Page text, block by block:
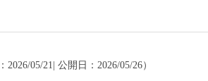
2026/05/21| 公開日：2026/05/26）